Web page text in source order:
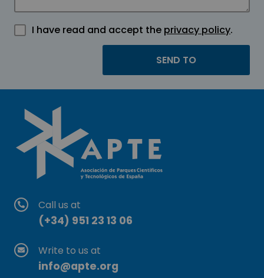
I have read and accept the privacy policy.
Call us at
(+34) 951 23 13 06
Write to us at
info@apte.org